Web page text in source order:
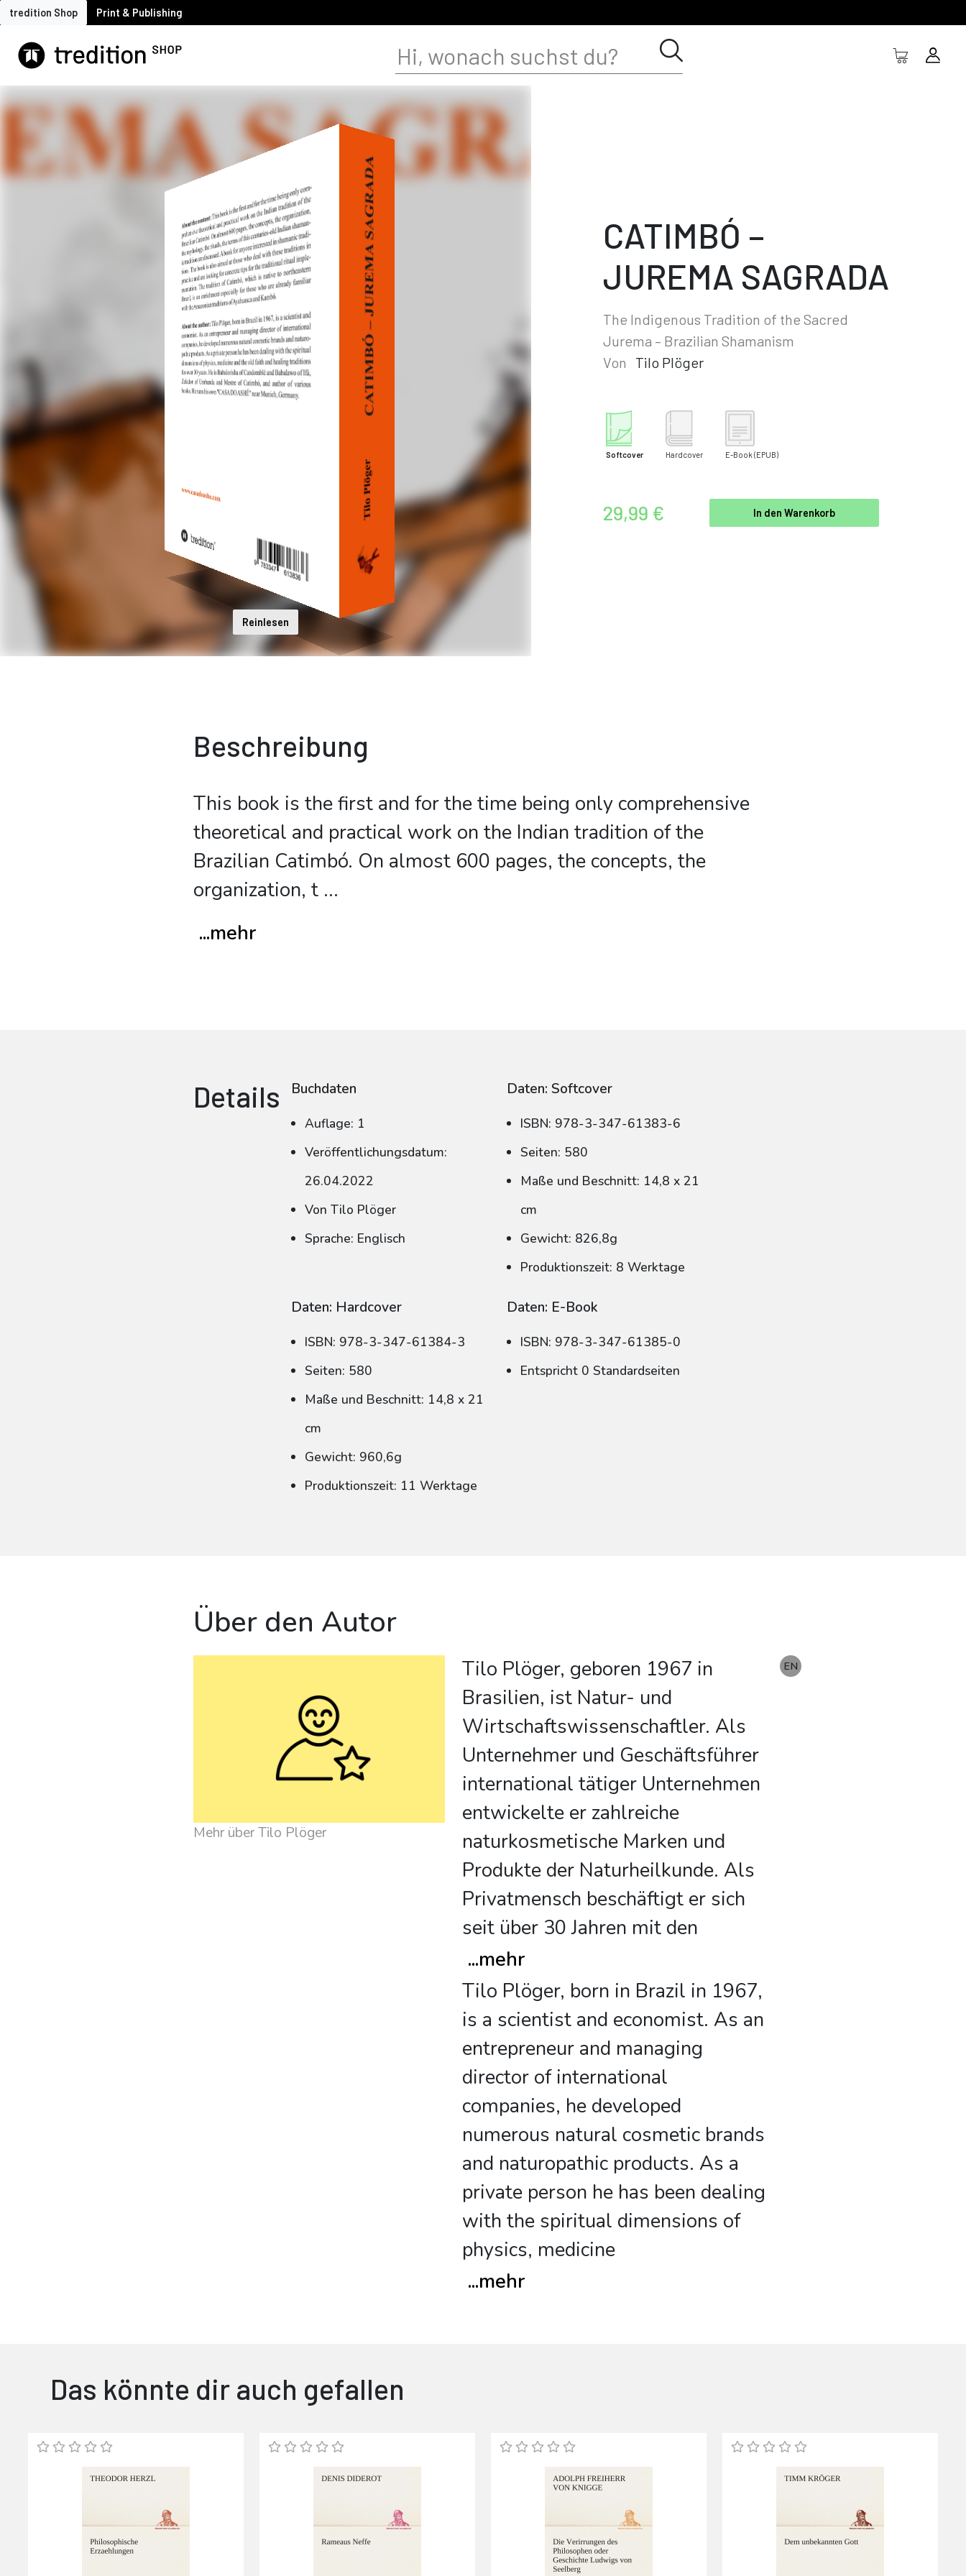
tredition Shop Print & Publishing
Reinlesen
CATIMBÓ –
JUREMA SAGRADA
The Indigenous Tradition of the Sacred
Jurema – Brazilian Shamanism
Von
Tilo Plöger
Softcover Hardcover E-Book (EPUB)
29,99 € In den Warenkorb
Beschreibung
This book is the first and for the time being only comprehensive
theoretical and practical work on the Indian tradition of the
Brazilian Catimbó. On almost 600 pages, the concepts, the
organization, t...
...mehr
Details Buchdaten
Auflage: 1
Veröffentlichungsdatum:
26.04.2022
Von Tilo Plöger
Sprache: Englisch
Daten: Softcover
ISBN: 978-3-347-61383-6
Seiten: 580
Maße und Beschnitt: 14,8 x 21
cm
Gewicht: 826,8g
Produktionszeit: 8 Werktage
Daten: Hardcover
ISBN: 978-3-347-61384-3
Seiten: 580
Maße und Beschnitt: 14,8 x 21
cm
Gewicht: 960,6g
Produktionszeit: 11 Werktage
Daten: E-Book
ISBN: 978-3-347-61385-0
Entspricht 0 Standardseiten
Über den Autor
Mehr über Tilo Plöger
Tilo Plöger, geboren 1967 in
Brasilien, ist Natur- und
Wirtschaftswissenschaftler. Als
Unternehmer und Geschäftsführer
international tätiger Unternehmen
entwickelte er zahlreiche
naturkosmetische Marken und
Produkte der Naturheilkunde. Als
Privatmensch beschäftigt er sich
seit über 30 Jahren mit den
...mehr
Tilo Plöger, born in Brazil in 1967,
is a scientist and economist. As an
entrepreneur and managing
director of international
companies, he developed
numerous natural cosmetic brands
and naturopathic products. As a
private person he has been dealing
with the spiritual dimensions of
physics, medicine
...mehr
DE
EN
Das könnte dir auch gefallen